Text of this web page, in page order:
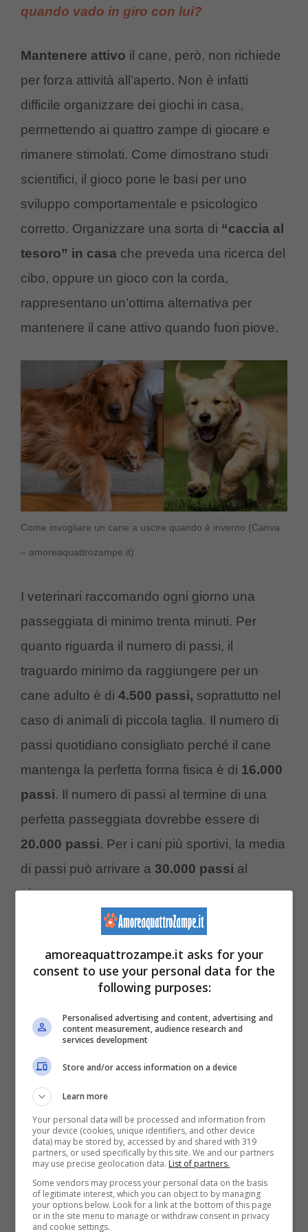
quando vado in giro con lui?
Mantenere attivo il cane, però, non richiede
per forza attività all’aperto. Non è infatti
difficile organizzare dei giochi in casa,
permettendo ai quattro zampe di giocare e
rimanere stimolati. Come dimostrano studi
scientifici, il gioco pone le basi per uno
sviluppo comportamentale e psicologico
corretto. Organizzare una sorta di “caccia al
tesoro” in casa che preveda una ricerca del
cibo, oppure un gioco con la corda,
rappresentano un’ottima alternativa per
mantenere il cane attivo quando fuori piove.
Come invogliare un cane a uscire quando è inverno (Canva
– amoreaquattrozampe.it)
I veterinari raccomando ogni giorno una
passeggiata di minimo trenta minuti. Per
quanto riguarda il numero di passi, il
traguardo minimo da raggiungere per un
cane adulto è di 4.500 passi, soprattutto nel
caso di animali di piccola taglia. Il numero di
passi quotidiano consigliato perché il cane
mantenga la perfetta forma fisica è di 16.000
passi. Il numero di passi al termine di una
perfetta passeggiata dovrebbe essere di
20.000 passi. Per i cani più sportivi, la media
di passi può arrivare a 30.000 passi al
giorno.
Se vuoi saperne di più, leggi un nostro
approfondimento sul tema >>> Regalini
innevati per calde giornate sul divano:
l’amore per l’inverno del cagnolino Miso
(VIDEO)
I cani, come la maggior parte degli animali,
hanno
di trascorrere diverse ore all’aperto. A
differenza degli esseri umani, i cani soffrono
nello stare per molto tempo in un luogo
chiuso. Che si tratti quindi di un quattro
amoreaquattrozampe.it asks for your
consent to use your personal data for the
following purposes:
Personalised advertising and content, advertising and
content measurement, audience research and
services development
Store and/or access information on a device
Learn more
Your personal data will be processed and information from
your device (cookies, unique identifiers, and other device
data) may be stored by, accessed by and shared with 319
partners, or used specifically by this site. We and our partners
may use precise geolocation data. List of partners.
Some vendors may process your personal data on the basis
of legitimate interest, which you can object to by managing
your options below. Look for a link at the bottom of this page
or in the site menu to manage or withdraw consent in privacy
and cookie settings.